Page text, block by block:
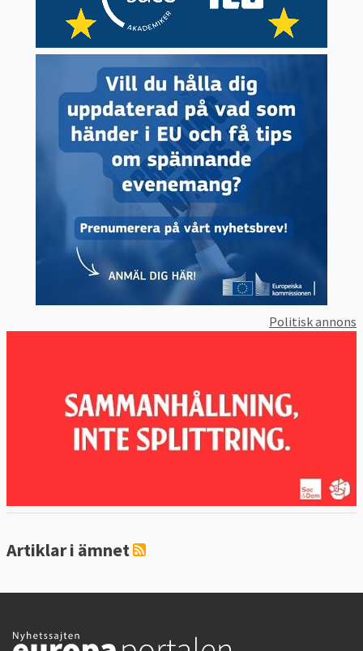
Urval 1:
Sverige i EU
EU-domstolen och Sverige
Sveriges EU-avgift
Demokrati i Europa
Press- och yttrandefrihet
Korruption i Europa
Klimat- och energipolitik
Politisk annons
Artiklar i ämnet